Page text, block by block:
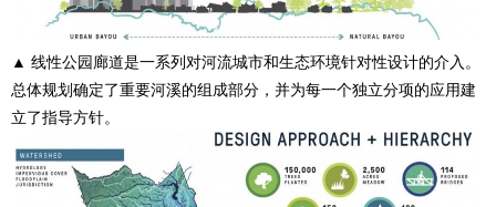
▲ 线性公园廊道是一系列对河流城市和生态环境针对性设计的介入。
总体规划确定了重要河溪的组成部分，并为每一个独立分项的应用建
立了指导方针。